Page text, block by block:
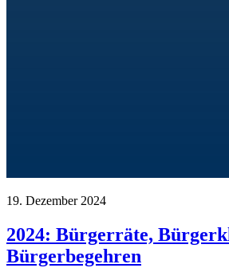
19. Dezember 2024
2024: Bürgerräte,
Bürgerbegehren